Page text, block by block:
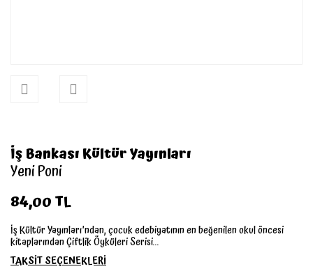
İş Bankası Kültür Yayınları
Yeni Poni
84,00 TL
İş Kültür Yayınları’ndan, çocuk edebiyatının en beğenilen okul öncesi
kitaplarından Çiftlik Öyküleri Serisi...
TAKSİT SEÇENEKLERİ